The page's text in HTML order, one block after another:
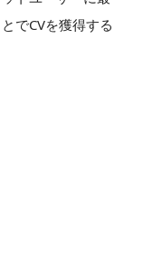
でCVを獲得する